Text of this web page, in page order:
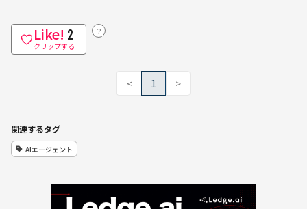
Like! 2
クリップする
？
< 1 >
関連するタグ
AIエージェント